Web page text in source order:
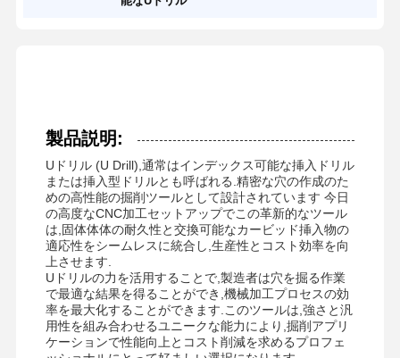
製品説明:
Uドリル (U Drill),通常はインデックス可能な挿入ドリル
または挿入型ドリルとも呼ばれる.精密な穴の作成のた
めの高性能の掘削ツールとして設計されています 今日
の高度なCNC加工セットアップでこの革新的なツール
は,固体体体の耐久性と交換可能なカービッド挿入物の
適応性をシームレスに統合し,生産性とコスト効率を向
上させます.
Uドリルの力を活用することで,製造者は穴を掘る作業
で最適な結果を得ることができ,機械加工プロセスの効
率を最大化することができます.このツールは,強さと汎
用性を組み合わせるユニークな能力により,掘削アプリ
ケーションで性能向上とコスト削減を求めるプロフェ